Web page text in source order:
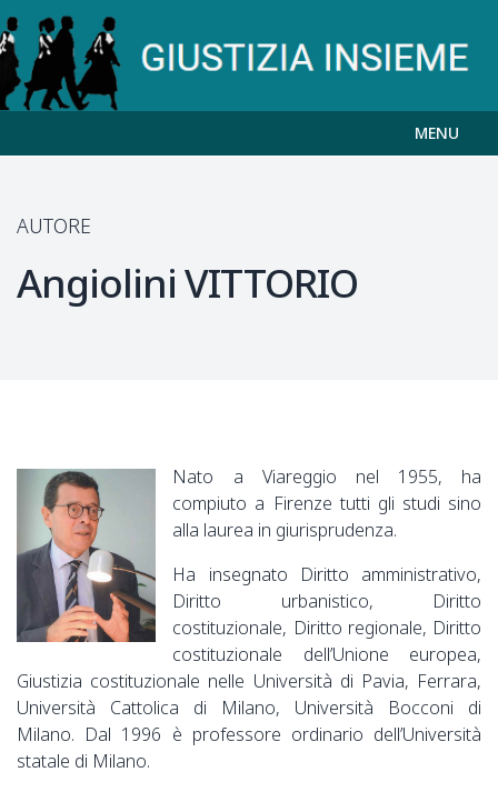
MENU
AUTORE
AngioliniVITTORIO
Nato a Viareggio nel 1955, ha
compiuto a Firenze tutti gli studi sino
alla laurea in giurisprudenza.
Ha insegnato Diritto amministrativo,
Diritto urbanistico, Diritto
costituzionale, Diritto regionale, Diritto
costituzionale dell’Unione europea,
Giustizia costituzionale nelle Università di Pavia, Ferrara,
Università Cattolica di Milano, Università Bocconi di
Milano. Dal 1996 è professore ordinario dell’Università
statale di Milano.